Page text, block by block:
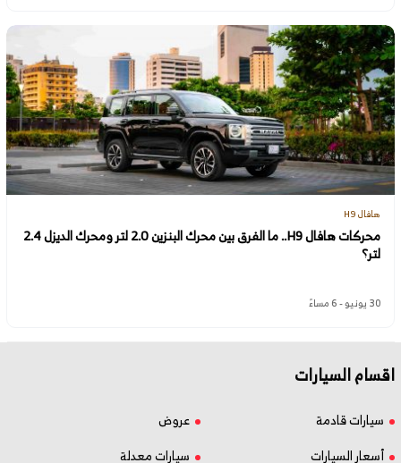
هافال H9
محركات هافال H9.. ما الفرق بين محرك البنزين 2.0 لتر ومحرك الديزل 2.4
لتر؟
30 يونيو - 6 مساءً
اقسام السيارات
سيارات قادمة
عروض
أسعار السيارات
سيارات معدلة